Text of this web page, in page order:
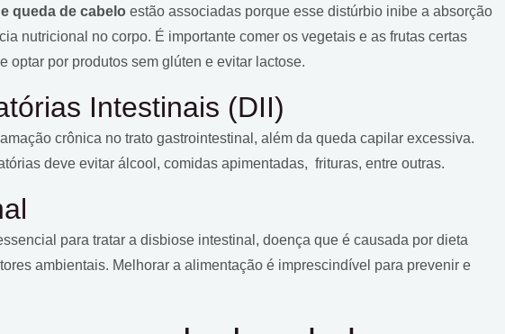
queda de cabelo estão associadas porque esse distúrbio inibe a absorção
nutricional no corpo. É importante comer os vegetais e as frutas certas
optar por produtos sem glúten e evitar lactose.
Intestinais (DII)
crônica no trato gastrointestinal, além da queda capilar excessiva.
deve evitar álcool, comidas apimentadas, frituras, entre outras.
para tratar a disbiose intestinal, doença que é causada por dieta
ambientais. Melhorar a alimentação é imprescindível para prevenir e